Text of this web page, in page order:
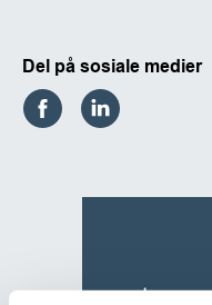
Del på sosiale medier